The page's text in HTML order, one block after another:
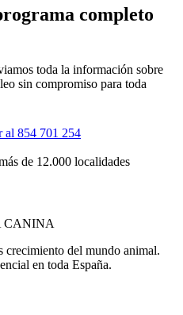
completo
toda la información sobre
sin compromiso para toda
al 854 701 254
de 12.000 localidades
CANINA
crecimiento del mundo animal.
en toda España.